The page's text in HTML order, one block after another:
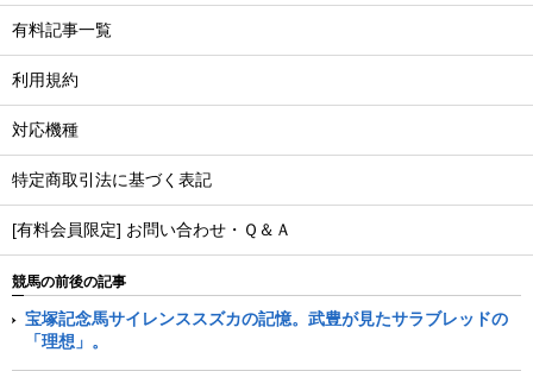
有料記事一覧
利用規約
対応機種
特定商取引法に基づく表記
[有料会員限定] お問い合わせ・Ｑ＆Ａ
競馬の前後の記事
宝塚記念馬サイレンススズカの記憶。武豊が見たサラブレッドの
「理想」。